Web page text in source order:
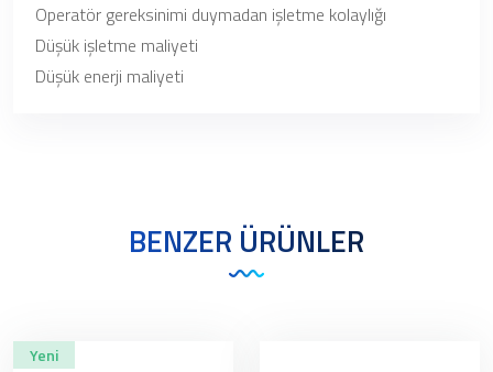
Operatör gereksinimi duymadan işletme kolaylığı
Düşük işletme maliyeti
Düşük enerji maliyeti
BENZER ÜRÜNLER
Yeni